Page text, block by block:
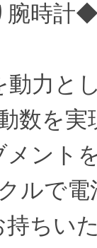
腕時計
動力と
数を
メント
ルで
持ちい